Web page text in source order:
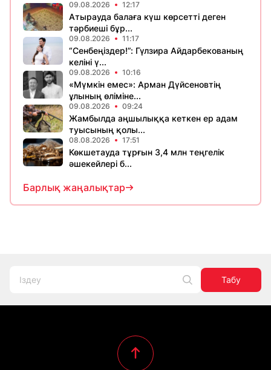
09.08.2026 12:17
Атырауда балаға күш көрсетті деген
тәрбиеші бұр...
09.08.2026 11:17
“Сенбеңіздер!”: Гүлзира Айдарбекованың
келіні ү...
09.08.2026 10:16
«Мүмкін емес»: Арман Дүйсеновтің
ұлының өліміне...
09.08.2026 09:24
Жамбылда аңшылыққа кеткен ер адам
туысының қолы...
08.08.2026 17:51
Көкшетауда тұрғын 3,4 млн теңгелік
әшекейлері б...
Барлық жаңалықтар
Табу